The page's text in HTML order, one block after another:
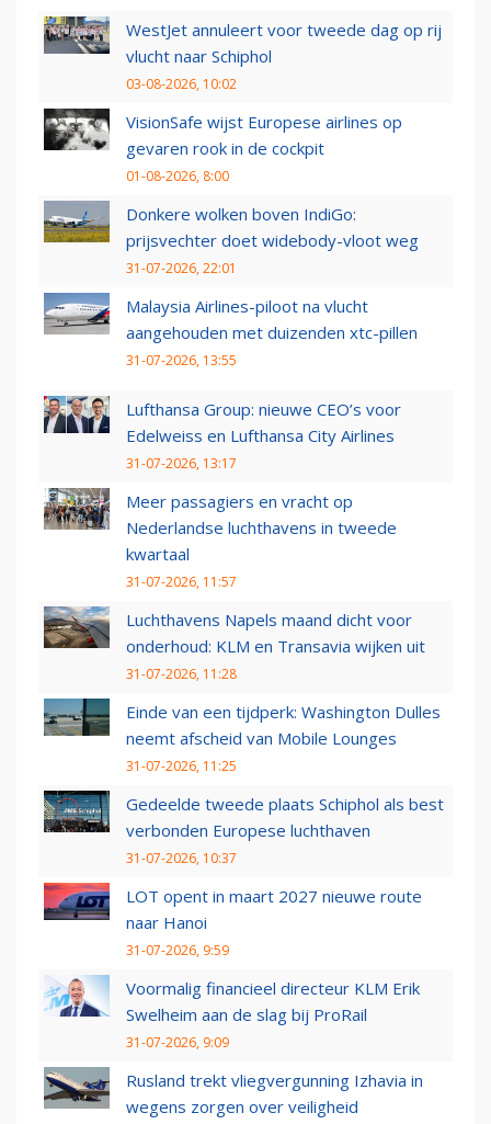
WestJet annuleert voor tweede dag op rij
vlucht naar Schiphol
03-08-2026, 10:02
VisionSafe wijst Europese airlines op
gevaren rook in de cockpit
01-08-2026, 8:00
Donkere wolken boven IndiGo:
prijsvechter doet widebody-vloot weg
31-07-2026, 22:01
Malaysia Airlines-piloot na vlucht
aangehouden met duizenden xtc-pillen
31-07-2026, 13:55
Lufthansa Group: nieuwe CEO’s voor
Edelweiss en Lufthansa City Airlines
31-07-2026, 13:17
Meer passagiers en vracht op
Nederlandse luchthavens in tweede
kwartaal
31-07-2026, 11:57
Luchthavens Napels maand dicht voor
onderhoud: KLM en Transavia wijken uit
31-07-2026, 11:28
Einde van een tijdperk: Washington Dulles
neemt afscheid van Mobile Lounges
31-07-2026, 11:25
Gedeelde tweede plaats Schiphol als best
verbonden Europese luchthaven
31-07-2026, 10:37
LOT opent in maart 2027 nieuwe route
naar Hanoi
31-07-2026, 9:59
Voormalig financieel directeur KLM Erik
Swelheim aan de slag bij ProRail
31-07-2026, 9:09
Rusland trekt vliegvergunning Izhavia in
wegens zorgen over veiligheid